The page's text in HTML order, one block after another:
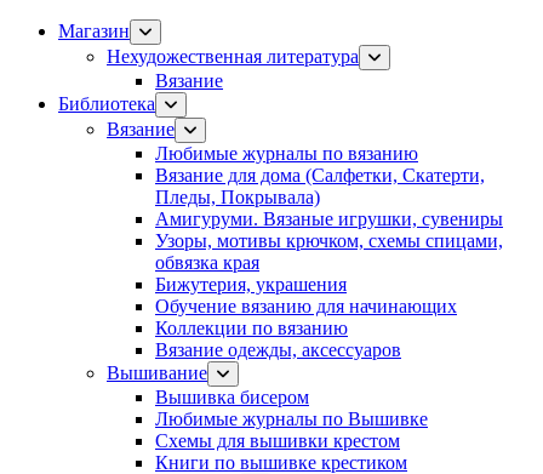
Магазин
Нехудожественная литература
Вязание
Библиотека
Вязание
Любимые журналы по вязанию
Вязание для дома (Салфетки, Скатерти,
Пледы, Покрывала)
Амигуруми. Вязаные игрушки, сувениры
Узоры, мотивы крючком, схемы спицами,
обвязка края
Бижутерия, украшения
Обучение вязанию для начинающих
Коллекции по вязанию
Вязание одежды, аксессуаров
Вышивание
Вышивка бисером
Любимые журналы по Вышивке
Схемы для вышивки крестом
Книги по вышивке крестиком